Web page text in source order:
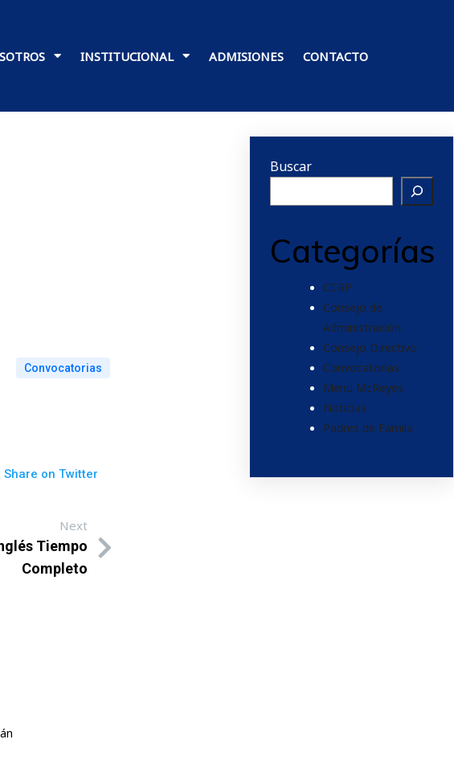
INSTITUCIONAL ADMISIONES CONTACTO
Convocatorias
Share on Twitter
Next
Tiempo
Completo
Buscar
Categorías
CCRP
Consejo de
Administración
Consejo Directivo
Convocatorias
Menú McReyes
Noticias
Padres de Famila